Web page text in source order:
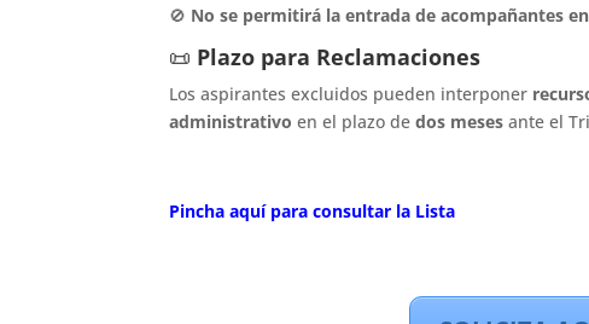
🚫 No se permitirá la entrada de acompañantes
📜 Plazo para Reclamaciones
Los aspirantes excluidos pueden interponer
administrativo en el plazo de dos mesesante el
Pincha aquí para consultar la Lista